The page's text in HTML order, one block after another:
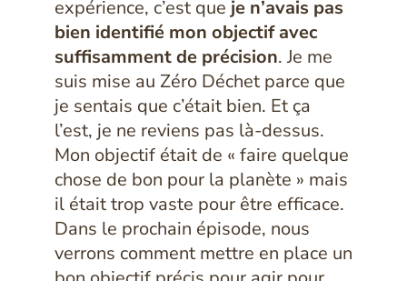
expérience, c’est que je n’avais pas
bien identifié mon objectif avec
suffisamment de précision. Je me
suis mise au Zéro Déchet parce que
je sentais que c’était bien. Et ça
l’est, je ne reviens pas là-dessus.
Mon objectif était de « faire quelque
chose de bon pour la planète » mais
il était trop vaste pour être efficace.
Dans le prochain épisode, nous
verrons comment mettre en place un